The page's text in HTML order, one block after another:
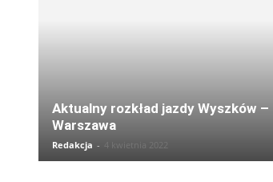
Aktualny rozkład jazdy Wyszków –
Warszawa
Redakcja - 4 kwietnia 2022